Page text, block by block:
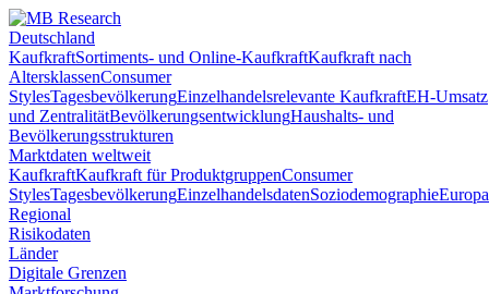
Deutschland
KaufkraftSortiments- und Online-KaufkraftKaufkraft nach
AltersklassenConsumer
StylesTagesbevölkerungEinzelhandelsrelevante KaufkraftEH-Umsatz
und ZentralitätBevölkerungsentwicklungHaushalts- und
Bevölkerungsstrukturen
Marktdaten weltweit
KaufkraftKaufkraft für ProduktgruppenConsumer
StylesTagesbevölkerungEinzelhandelsdatenSoziodemographieEuropa
Regional
Risikodaten
Länder
Digitale Grenzen